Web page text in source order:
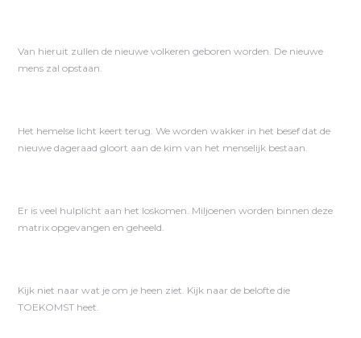
Van hieruit zullen de nieuwe volkeren geboren worden. De nieuwe
mens zal opstaan.
Het hemelse licht keert terug. We worden wakker in het besef dat de
nieuwe dageraad gloort aan de kim van het menselijk bestaan.
Er is veel hulplicht aan het loskomen. Miljoenen worden binnen deze
matrix opgevangen en geheeld.
Kijk niet naar wat je om je heen ziet. Kijk naar de belofte die
TOEKOMST heet.